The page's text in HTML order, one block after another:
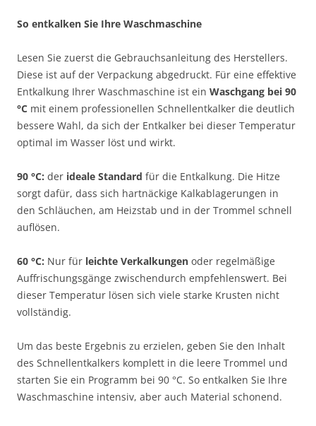
So entkalken Sie Ihre Waschmaschine
Lesen Sie zuerst die Gebrauchsanleitung des Herstellers.
Diese ist auf der Verpackung abgedruckt. Für eine effektive
Entkalkung Ihrer Waschmaschine ist ein Waschgang bei 90
°C mit einem professionellen Schnellentkalker die deutlich
bessere Wahl, da sich der Entkalker bei dieser Temperatur
optimal im Wasser löst und wirkt.
90 °C: der ideale Standard für die Entkalkung. Die Hitze
sorgt dafür, dass sich hartnäckige Kalkablagerungen in
den Schläuchen, am Heizstab und in der Trommel schnell
auflösen.
60 °C: Nur für leichte Verkalkungen oder regelmäßige
Auffrischungsgänge zwischendurch empfehlenswert. Bei
dieser Temperatur lösen sich viele starke Krusten nicht
vollständig.
Um das beste Ergebnis zu erzielen, geben Sie den Inhalt
des Schnellentkalkers komplett in die leere Trommel und
starten Sie ein Programm bei 90 °C. So entkalken Sie Ihre
Waschmaschine intensiv, aber auch Material schonend.